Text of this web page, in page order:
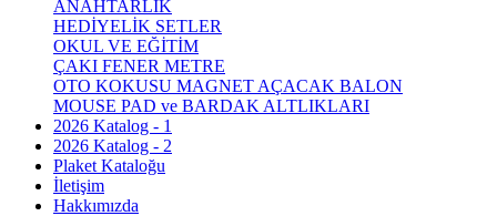
ANAHTARLIK
HEDİYELİK SETLER
OKUL VE EĞİTİM
ÇAKI FENER METRE
OTO KOKUSU MAGNET AÇACAK BALON
MOUSE PAD ve BARDAK ALTLIKLARI
2026 Katalog - 1
2026 Katalog - 2
Plaket Kataloğu
İletişim
Hakkımızda